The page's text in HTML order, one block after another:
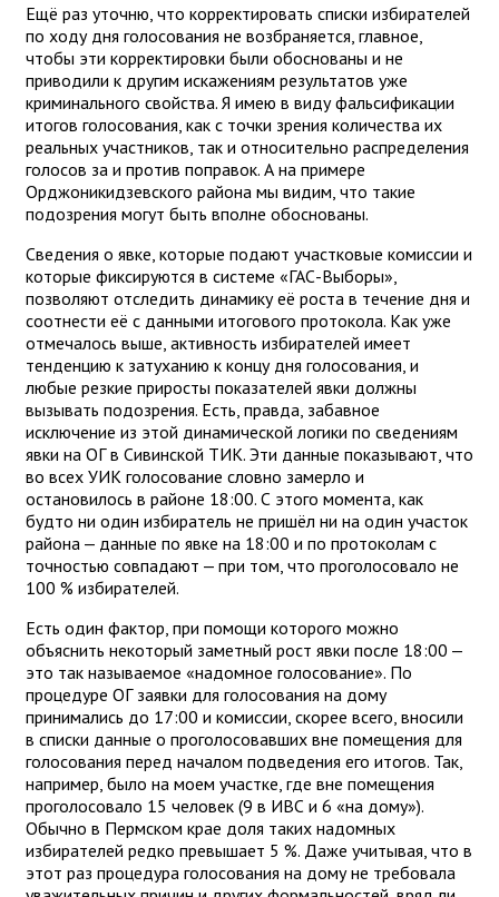
Ещё раз уточню, что корректировать списки избирателей
по ходу дня голосования не возбраняется, главное,
чтобы эти корректировки были обоснованы и не
приводили к другим искажениям результатов уже
криминального свойства. Я имею в виду фальсификации
итогов голосования, как с точки зрения количества их
реальных участников, так и относительно распределения
голосов за и против поправок. А на примере
Орджоникидзевского района мы видим, что такие
подозрения могут быть вполне обоснованы.
Сведения о явке, которые подают участковые комиссии и
которые фиксируются в системе «ГАС-Выборы»,
позволяют отследить динамику её роста в течение дня и
соотнести её с данными итогового протокола. Как уже
отмечалось выше, активность избирателей имеет
тенденцию к затуханию к концу дня голосования, и
любые резкие приросты показателей явки должны
вызывать подозрения. Есть, правда, забавное
исключение из этой динамической логики по сведениям
явки на ОГ в Сивинской ТИК. Эти данные показывают, что
во всех УИК голосование словно замерло и
остановилось в районе 18:00. С этого момента, как
будто ни один избиратель не пришёл ни на один участок
района — данные по явке на 18:00 и по протоколам с
точностью совпадают — при том, что проголосовало не
100 % избирателей.
Есть один фактор, при помощи которого можно
объяснить некоторый заметный рост явки после 18:00 —
это так называемое «надомное голосование». По
процедуре ОГ заявки для голосования на дому
принимались до 17:00 и комиссии, скорее всего, вносили
в списки данные о проголосовавших вне помещения для
голосования перед началом подведения его итогов. Так,
например, было на моем участке, где вне помещения
проголосовало 15 человек (9 в ИВС и 6 «на дому»).
Обычно в Пермском крае доля таких надомных
избирателей редко превышает 5 %. Даже учитывая, что в
этот раз процедура голосования на дому не требовала